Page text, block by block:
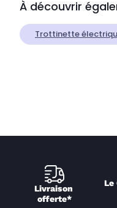
À découvrir
Trottinette
Livraison
offerte*
Le